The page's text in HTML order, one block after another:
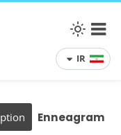
IR
Enneagram